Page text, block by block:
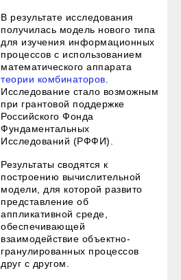
В результате исследования
получилась модель нового типа
для изучения информационных
процессов с использованием
математического аппарата
теории комбинаторов
Исследование стало возможным
при грантовой поддержке
Российского Фонда
Фундаментальных
Исследований (РФФИ).
Результаты сводятся к
построению вычислительной
модели, для которой развито
представление об
аппликативной среде,
обеспечивающей
взаимодействие объектно-
гранулированных процессов
друг с другом.